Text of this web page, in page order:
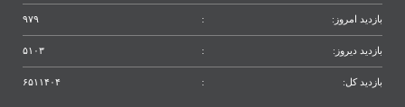
بازدید امروز: : ۹۷۹
بازدید دیروز: : ۵۱۰۳
بازدید کل: : ۶۵۱۱۴۰۴